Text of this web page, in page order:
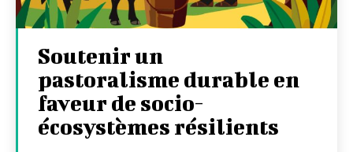
Soutenir un
pastoralisme durable en
faveur de socio-
écosystèmes résilients